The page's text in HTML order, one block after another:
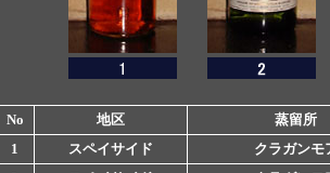
No 地区 蒸留所
1
スペイサイド クラガンモ